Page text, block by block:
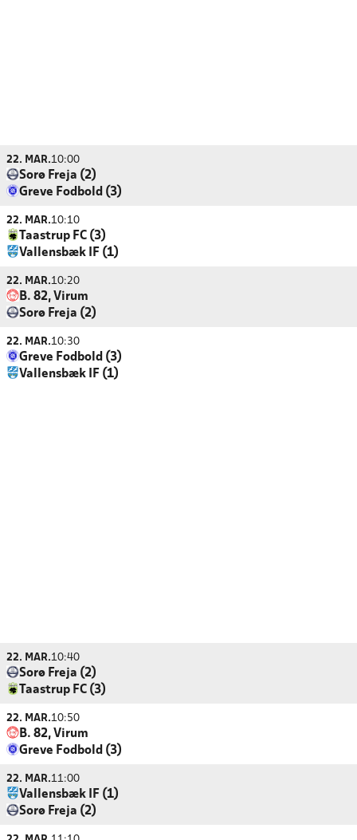
22. MAR.10:00
Sorø Freja (2)
Greve Fodbold (3)
22. MAR.10:10
Taastrup FC (3)
Vallensbæk IF (1)
22. MAR.10:20
B. 82, Virum
Sorø Freja (2)
22. MAR.10:30
Greve Fodbold (3)
Vallensbæk IF (1)
22. MAR.10:40
Sorø Freja (2)
Taastrup FC (3)
22. MAR.10:50
B. 82, Virum
Greve Fodbold (3)
22. MAR.11:00
Vallensbæk IF (1)
Sorø Freja (2)